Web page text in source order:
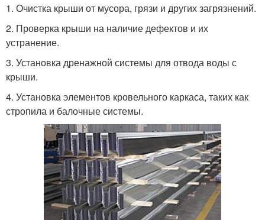
1. Очистка крыши от мусора, грязи и других загрязнений.
2. Проверка крыши на наличие дефектов и их
устранение.
3. Установка дренажной системы для отвода воды с
крыши.
4. Установка элементов кровельного каркаса, таких как
стропила и балочные системы.